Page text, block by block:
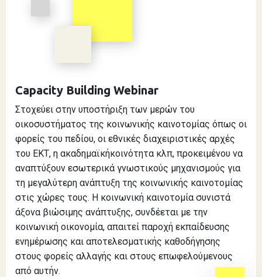
Capacity Building Webinar
Στοχεύει στην υποστήριξη των μερών του
οικοσυστήματος της κοινωνικής καινοτομίας όπως οι
φορείς του πεδίου, οι εθνικές διαχειριστικές αρχές
του ΕΚΤ, η ακαδημαϊκήκοινότητα κλπ, προκειμένου να
αναπτύξουν εσωτερικά γνωστικούς μηχανισμούς για
τη μεγαλύτερη ανάπτυξη της κοινωνικής καινοτομίας
στις χώρες τους. Η κοινωνική καινοτομία συνιστά
άξονα βιώσιμης ανάπτυξης, συνδέεται με την
κοινωνική οικονομία, απαιτεί παροχή εκπαίδευσης
ενημέρωσης και αποτελεσματικής καθοδήγησης
στους φορείς αλλαγής και στους επωφελούμενους
από αυτήν.